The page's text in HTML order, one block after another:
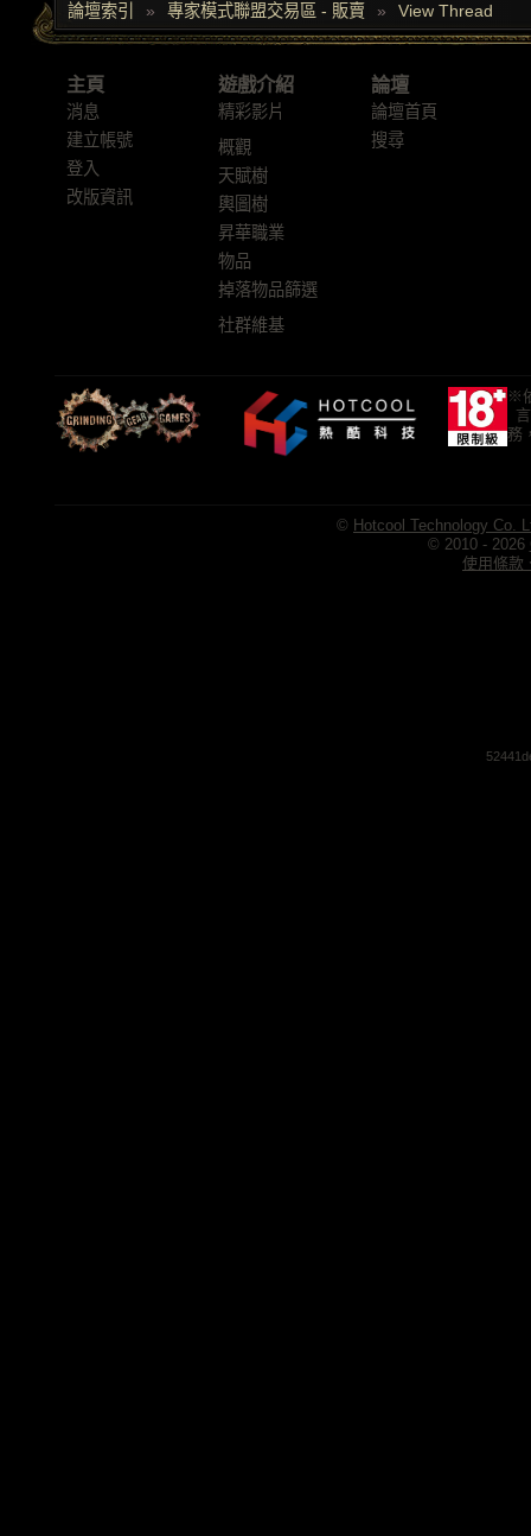
論壇索引 » 專家模式聯盟交易區 - 販賣 » View Thread
主頁
消息
建立帳號
登入
改版資訊
遊戲介紹
精彩影片
概觀
天賦樹
輿圖樹
昇華職業
物品
掉落物品篩選
社群維基
論壇
論壇首頁
搜尋
※
務
© Hotcool Technology Co.
© 2010 - 2026
使用條款